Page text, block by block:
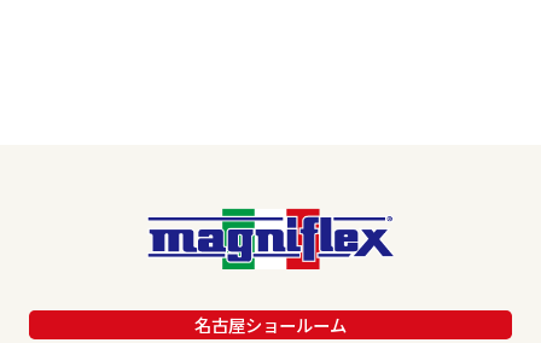
名古屋ショールーム